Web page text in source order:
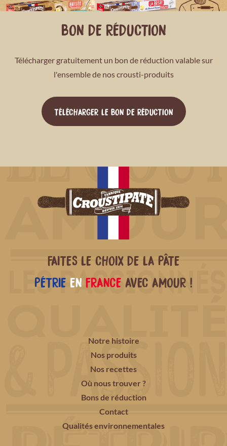
BON DE RÉDUCTION
Télécharger gratuitement un bon de réduction valable sur
l'ensemble de nos crousti-produits
TÉLÉCHARGER LE BON DE RÉDUCTION
FAITES LE CHOIX DE LA PÂTE
PÉTRIE EN FRANCE AVEC AMOUR !
Notre histoire
Nos produits
Nos recettes
Où nous trouver ?
Bons de réduction
Contact
Qualités environnementales